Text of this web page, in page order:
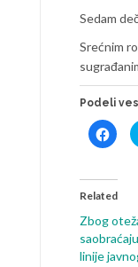
Sedam
Srećnim
Podeli
Click
to
share
in
Related
Zbog
linije